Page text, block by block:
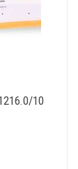
10